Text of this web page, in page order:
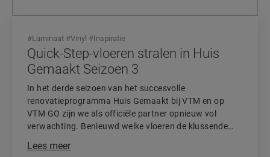
Quick-Step-vloeren stralen in Huis
Gemaakt Seizoen 3
In het derde seizoen van het succesvolle
renovatieprogramma Huis Gemaakt bij VTM en op
VTM GO zijn we als officiële partner opnieuw vol
verwachting. Benieuwd welke vloeren de klussende
renovatietest?
Lees meer
#Laminaat #Vinyl #Inspiratie